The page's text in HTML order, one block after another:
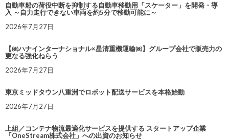
自動車船の荷役中断を抑制する自動車移動用「スケーター」を開発・導
入 ～自力走行できない車両を約5分で移動可能に～
2026年7月27日
【㈱ハナインターナショナル×星清重機運輸㈱】グループ会社で販売力の
更なる強化ねらう
2026年7月27日
東京ミッドタウン八重洲でロボット配送サービスを本格始動
2026年7月27日
上組／コンテナ物流最適化サービスを提供する スタートアップ企業
「OneStream株式会社」への出資のお知らせ